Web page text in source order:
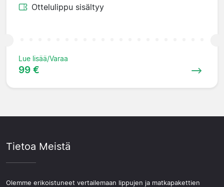
Ottelulippu sisältyy
Lue lisää/Varaa
99 €
Tietoa Meistä
Olemme erikoistuneet vertailemaan lippujen ja matkapakettien